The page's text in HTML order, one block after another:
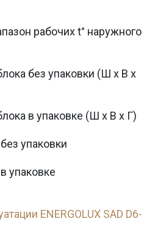
рабочих t° наружного
без упаковки (Ш х В х
в упаковке (Ш х В х Г)
упаковки
упаковке
ENERGOLUX SAD D6-